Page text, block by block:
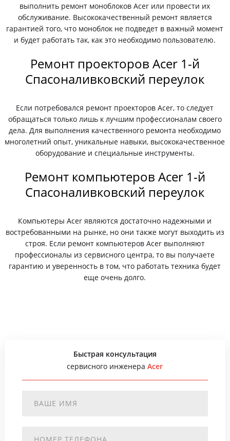
выполнить ремонт моноблоков Acer или провести их
обслуживание. Высококачественный ремонт является
гарантией того, что моноблок не подведет в важный момент
и будет работать так, как это необходимо пользователю.
Ремонт проекторов Acer 1-й
Спасоналивковский переулок
Если потребовался ремонт проекторов Acer, то следует
обращаться только лишь к лучшим профессионалам своего
дела. Для выполнения качественного ремонта необходимо
многолетний опыт, уникальные навыки, высококачественное
оборудование и специальные инструменты.
Ремонт компьютеров Acer 1-й
Спасоналивковский переулок
Компьютеры Acer являются достаточно надежными и
востребованными на рынке, но они также могут выходить из
строя. Если ремонт компьютеров Acer выполняют
профессионалы из сервисного центра, то вы получаете
гарантию и уверенность в том, что работать техника будет
еще очень долго.
Быстрая консультация
сервисного инженераAcer